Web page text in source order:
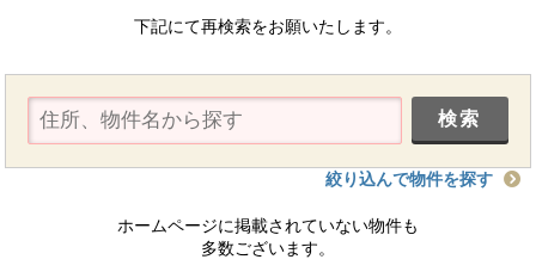
下記にて再検索をお願いたします。
絞り込んで物件を探す
ホームページに掲載されていない物件も
多数ございます。